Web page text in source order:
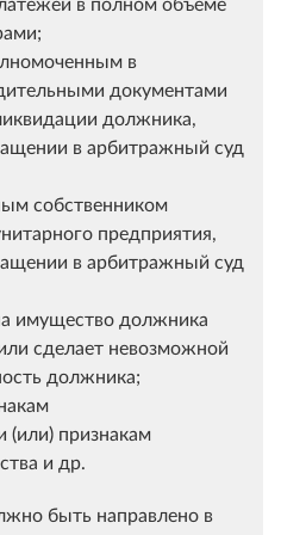
в
документами
должника,
в арбитражный суд
собственником
предприятия,
в арбитражный суд
имущество должника
сделает невозможной
должника;
(или) признакам
и др.
быть направлено в